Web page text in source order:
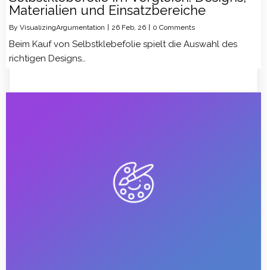
Materialien und Einsatzbereiche
By VisualizingArgumentation 26 Feb, 26 0 Comments
Beim Kauf von Selbstklebefolie spielt die Auswahl des
richtigen Designs…